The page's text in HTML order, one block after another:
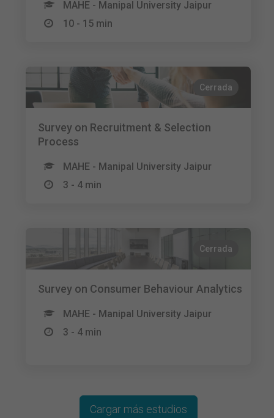
MAHE - Manipal University Jaipur
10 - 15 min
Cerrada
Survey on Recruitment & Selection
Process
MAHE - Manipal University Jaipur
3 - 4 min
Cerrada
Survey on Consumer Behaviour Analytics
MAHE - Manipal University Jaipur
3 - 4 min
Cargar más estudios